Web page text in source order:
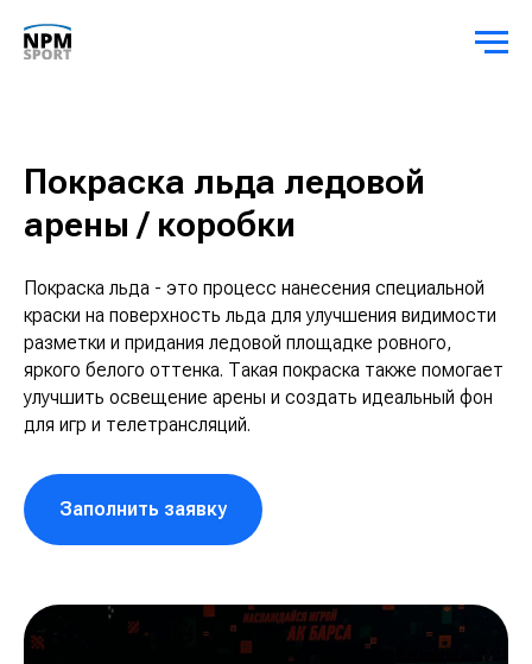
Покраска льда ледовой
арены / коробки
Покраска льда - это процесс нанесения специальной
краски на поверхность льда для улучшения видимости
разметки и придания ледовой площадке ровного,
яркого белого оттенка. Такая покраска также помогает
улучшить освещение арены и создать идеальный фон
для игр и телетрансляций.
Заполнить заявку